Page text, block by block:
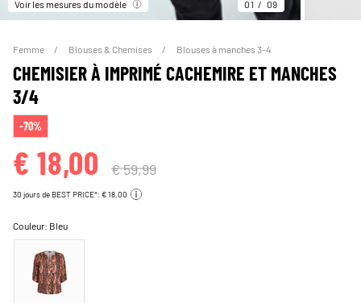
Voir les mesures du modèle 01 09
Femme Blouses & Chemises Blouses à manches 3-4
CHEMISIER À IMPRIMÉ CACHEMIRE ET MANCHES
3/4
-70%
€ 18,00 € 59,99
30 jours de BEST PRICE*: € 18,00
Couleur: Bleu